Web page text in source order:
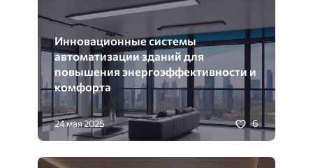
Инновационные системы
автоматизации зданий для
повышения энергоэффективности и
комфорта
24 мая 2025 6